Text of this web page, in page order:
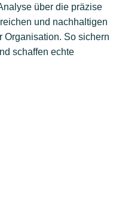
über die präzise
und nachhaltigen
Organisation. So sichern
schaffen echte